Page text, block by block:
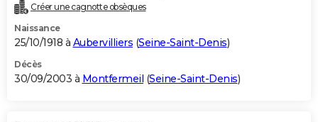
Créer une cagnotte obsèques
Naissance
25/10/1918 à Aubervilliers (Seine-Saint-Denis)
Décès
30/09/2003 à Montfermeil (Seine-Saint-Denis)